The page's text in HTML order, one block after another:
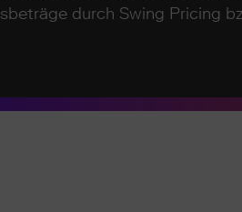
durch Swing Pricing